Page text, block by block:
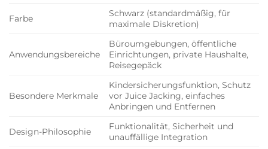
Farbe
Schwarz (standardmäßig, für
maximale Diskretion)
Anwendungsbereiche
Büroumgebungen, öffentliche
Einrichtungen, private Haushalte,
Reisegepäck
Besondere Merkmale
Kindersicherungsfunktion, Schutz
vor Juice Jacking, einfaches
Anbringen und Entfernen
Design-Philosophie
Funktionalität, Sicherheit und
unauffällige Integration